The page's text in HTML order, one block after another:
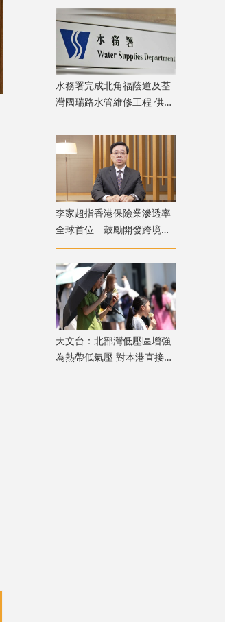
水務署完成北角福蔭道及荃
灣國瑞路水管維修工程 供水
凌晨起恢復正常
李家超指香港保險業滲透率
全球首位 鼓勵開發跨境養
老和醫療保險產品
天文台：北部灣低壓區增強
為熱帶低氣壓 對本港直接威